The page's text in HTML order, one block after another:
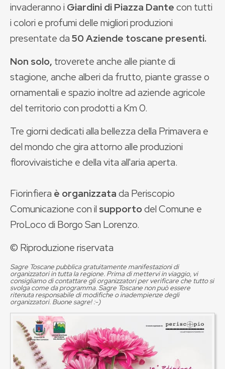
invaderanno i Giardini di Piazza Dantecon tutti
i colori e profumi delle migliori produzioni
presentate da50 Aziende toscane presenti.
Non solo, troverete anche alle piante di
stagione, anche alberi da frutto, piante grasse o
ornamentali e spazio inoltre ad aziende agricole
del territorio con prodotti a Km 0.
Tre giorni dedicati alla bellezza della Primavera e
del mondo che gira attorno alle produzioni
florovivaistiche e della vita all'aria aperta.
Fiorinfiera è organizzatada Periscopio
Comunicazione con il supportodel Comune e
ProLoco di Borgo San Lorenzo.
© Riproduzione riservata
Sagre Toscane pubblica gratuitamente manifestazioni di
organizzatori in tutta la regione. Prima di mettervi in viaggio, vi
consigliamo di contattare gli organizzatori per verificare che tutto si
svolga come da programma. Sagre Toscane non può essere
ritenuta responsabile di modifiche o inadempienze degli
organizzatori. Buone sagre! :-)